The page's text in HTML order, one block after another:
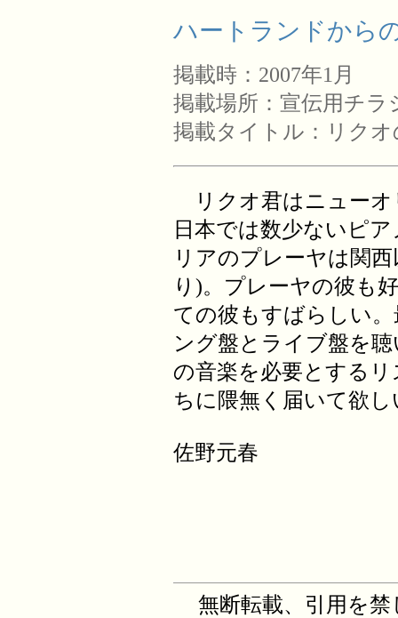
ハートランドから
掲載時：2007年1月
掲載場所：宣伝用チ
掲載タイトル：リク
リクオ君はニューオ
日本では数少ないピ
リアのプレーヤは関
り)。プレーヤの彼も
ての彼もすばらしい
ング盤とライブ盤を
の音楽を必要とする
ちに隈無く届いて欲
佐野元春
無断転載、引用を禁